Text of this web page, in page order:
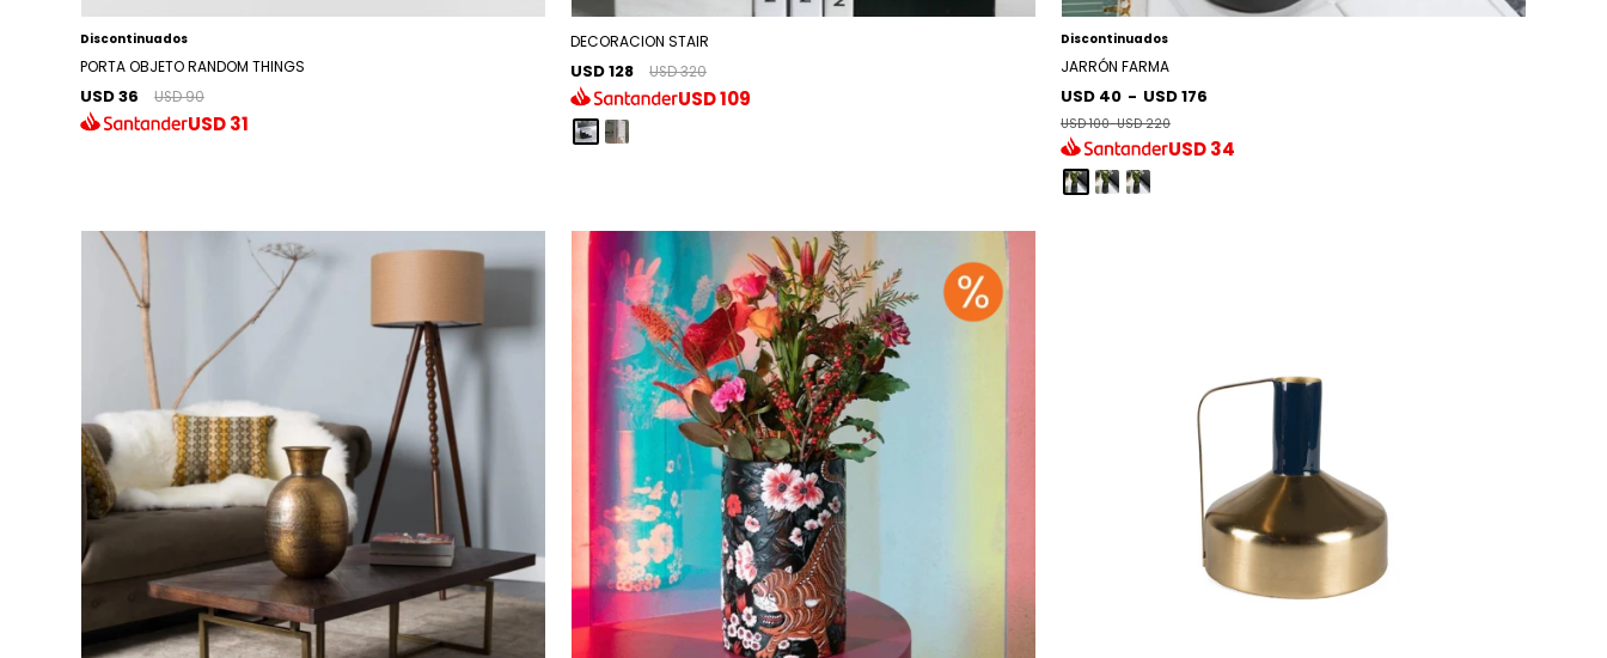
Discontinuados
PORTA OBJETO RANDOM THINGS
USD 36 USD 90
USD31
DECORACION STAIR
USD 128 USD 320
USD109
Discontinuados
JARRÓN FARMA
USD 40 - USD 176
USD 100-USD 220
USD34